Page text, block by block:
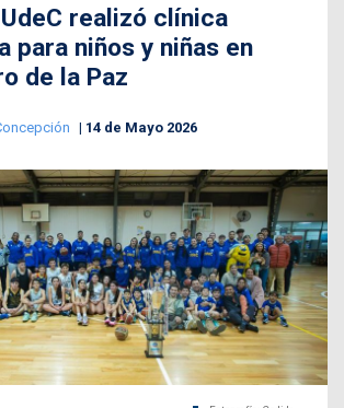
realizó clínica
para niños y niñas en
de la Paz
14 de Mayo 2026